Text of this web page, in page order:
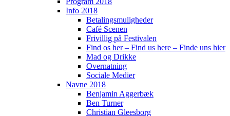
Program 2019
Program 2019
Sponsorer 2019
Info 2018
Betalingsmuligheder
Café Scenen
Frivillig på Festivalen
Find os her – Find us here – Finde uns hier
Mad og Drikke
Overnatning
Sociale Medier
Navne 2018
Benjamin Aggerbæk
Ben Turner
Christian Gleesborg